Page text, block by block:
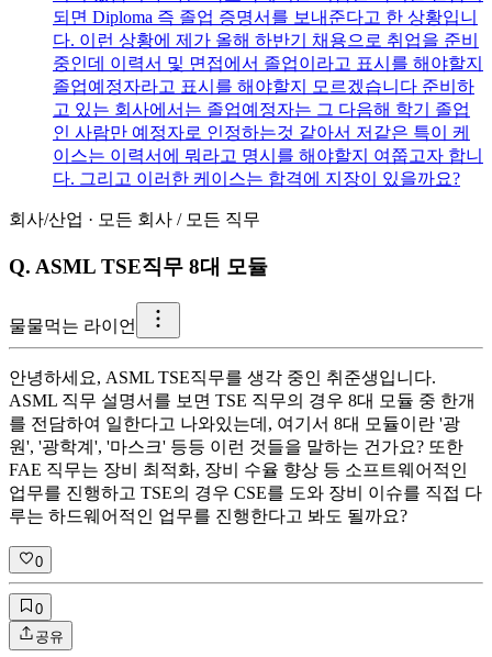
되면 Diploma 즉 졸업 증명서를 보내준다고 한 상황입니
다. 이런 상황에 제가 올해 하반기 채용으로 취업을 준비
중인데 이력서 및 면접에서 졸업이라고 표시를 해야할지
졸업예정자라고 표시를 해야할지 모르겠습니다 준비하
고 있는 회사에서는 졸업예정자는 그 다음해 학기 졸업
인 사람만 예정자로 인정하는것 같아서 저같은 특이 케
이스는 이력서에 뭐라고 명시를 해야할지 여쭙고자 합니
다. 그리고 이러한 케이스는 합격에 지장이 있을까요?
회사/산업 · 모든 회사 / 모든 직무
Q. ASML TSE직무 8대 모듈
물물먹는 라이언
안녕하세요, ASML TSE직무를 생각 중인 취준생입니다.
ASML 직무 설명서를 보면 TSE 직무의 경우 8대 모듈 중 한개
를 전담하여 일한다고 나와있는데, 여기서 8대 모듈이란 '광
원', '광학계', '마스크' 등등 이런 것들을 말하는 건가요? 또한
FAE 직무는 장비 최적화, 장비 수율 향상 등 소프트웨어적인
업무를 진행하고 TSE의 경우 CSE를 도와 장비 이슈를 직접 다
루는 하드웨어적인 업무를 진행한다고 봐도 될까요?
0
0
공유